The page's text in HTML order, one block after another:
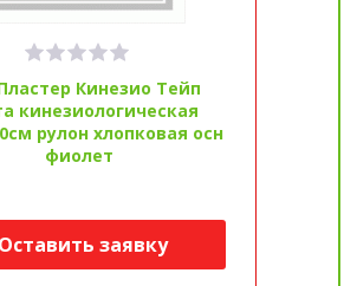
Кинезио Тейп
кинезиологическая
рулон хлопковая осн
фиолет
Оставить заявку